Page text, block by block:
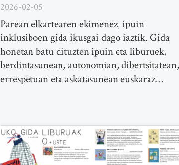
2026-02-05
Parean elkartearen ekimenez, ipuin
inklusiboen gida ikusgai dago iaztik. Gida
honetan batu dituzten ipuin eta liburuek,
berdintasunean, autonomian, dibertsitatean,
errespetuan eta askatasunean euskaraz…